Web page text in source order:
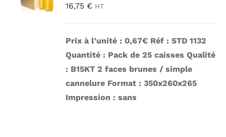
16,75 € HT
Prix à l’unité : 0,67€ Réf : STD 1132
Quantité : Pack de 25 caisses Qualité
: B15KT 2 faces brunes / simple
cannelure Format : 350x260x265
Impression : sans